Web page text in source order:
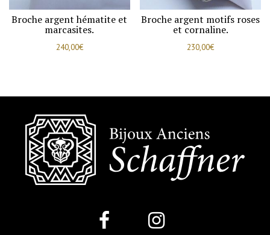
Broche argent hématite et
marcasites.
240,00€
Broche argent motifs roses
et cornaline.
230,00€